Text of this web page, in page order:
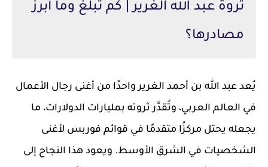
ثروة عبد الله الغرير | كم تبلغ وما أبرز
مصادرها؟
يُعد عبد الله بن أحمد الغرير واحدًا من أغنى رجال الأعمال
في العالم العربي، وتُقدَّر ثروته بمليارات الدولارات، ما
يجعله يحتل مركزًا متقدمًا في قوائم فوربس لأغنى
الشخصيات في الشرق الأوسط. ويعود هذا النجاح إلى